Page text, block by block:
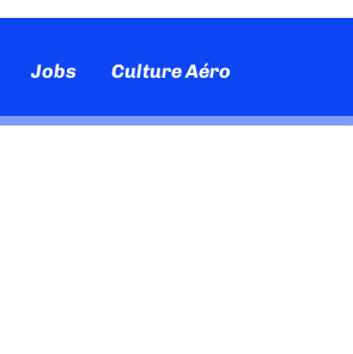
Jobs Culture Aéro